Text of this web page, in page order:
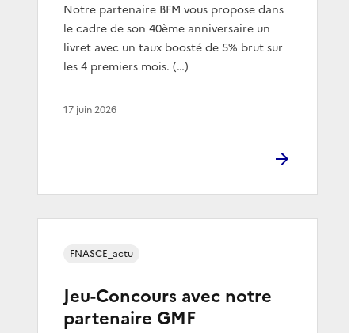
Notre partenaire BFM vous propose dans
le cadre de son 40ème anniversaire un
livret avec un taux boosté de 5% brut sur
les 4 premiers mois. (…)
17 juin 2026
Jeu-Concours avec notre
partenaire GMF
FNASCE_actu